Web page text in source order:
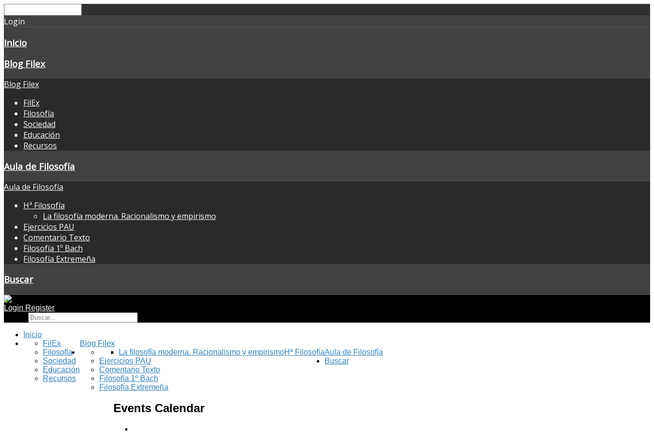
Login
Inicio
Blog Filex
Blog Filex
FilEx
Filosofía
Sociedad
Educación
Recursos
Aula de Filosofía
Aula de Filosofía
Hª Filosofía
La filosofía moderna. Racionalismo y empirismo
Ejercicios PAU
Comentario Texto
Filosofía 1º Bach
Filosofía Extremeña
Buscar
Login Register
Inicio
Blog Filex
FilEx
Filosofía
Sociedad
Educación
Recursos
Aula de Filosofía
Hª Filosofía
La filosofía moderna. Racionalismo y empirismo
Ejercicios PAU
Comentario Texto
Filosofía 1º Bach
Filosofía Extremeña
Buscar
Events Calendar